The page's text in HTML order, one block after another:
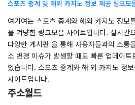
스포츠 중계 및 해외 카지노 정보 제공 링크모
여기여는 스포츠 중계와 해외 카지노 정보
을 겨냥한 링크모음 사이트입니다. 실시간
다양한 게시판 을 통해 사용자들과의 소통
소 변경 이슈가 발생할 때도 빠른 업데이
있습니다. 스포츠 중계와 해 외 카지노 정
사이트입니다.
주소월드